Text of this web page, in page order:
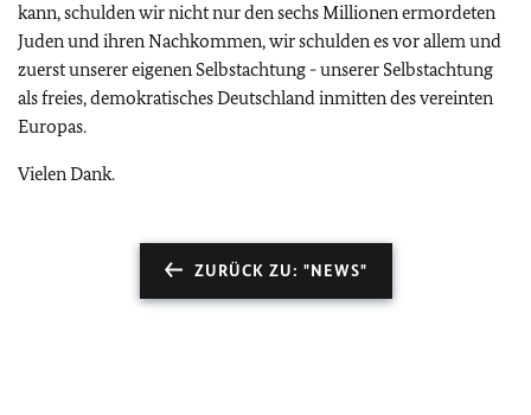
kann, schulden wir nicht nur den sechs Millionen ermordeten
Juden und ihren Nachkommen, wir schulden es vor allem und
zuerst unserer eigenen Selbstachtung - unserer Selbstachtung
als freies, demokratisches Deutschland inmitten des vereinten
Europas.
Vielen Dank.
ZURÜCK ZU: "NEWS"